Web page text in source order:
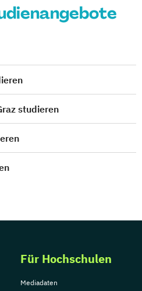
Kommunikation
Leitung
(DE/EN)
Kinder und
Vertragsrecht
studieren
Für Hochschulen
Mediadaten